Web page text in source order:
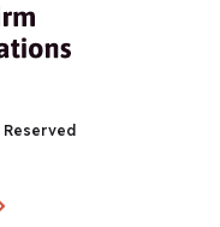
Reserved